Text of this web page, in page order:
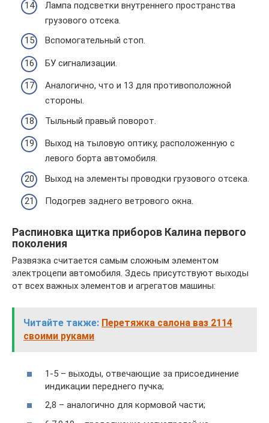
Лампа подсветки внутреннего пространства
грузового отсека.
Вспомогательный стоп.
БУ сигнализации.
Аналогично, что и 13 для противоположной
стороны.
Тыльный правый поворот.
Выход на тыловую оптику, расположенную с
левого борта автомобиля.
Выход на элементы проводки грузового отсека.
Подогрев заднего ветрового окна.
Распиновка щитка приборов Калина первого
поколения
Развязка считается самым сложным элементом
электроцепи автомобиля. Здесь присутствуют выходы
от всех важных элементов и агрегатов машины:
Читайте также: Перетяжка салона ваз 2114
своими руками
1-5 – выходы, отвечающие за присоединение
индикации переднего пучка;
2,8 – аналогично для кормовой части;